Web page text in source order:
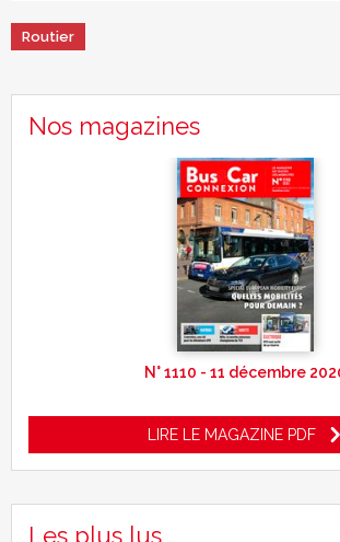
Routier
Nos magazines
N° 1110 - 11 décembre
LIRE LE MAGAZINE PDF
Les plus lus